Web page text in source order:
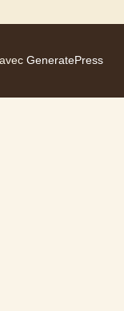
GeneratePress